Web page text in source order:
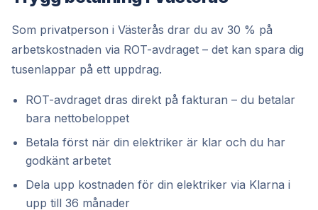
Som privatperson i Västerås drar du av 30 % på
arbetskostnaden via ROT-avdraget – det kan spara dig
tusenlappar på ett uppdrag.
ROT-avdraget dras direkt på fakturan – du betalar
bara nettobeloppet
Betala först när din elektriker är klar och du har
godkänt arbetet
Dela upp kostnaden för din elektriker via Klarna i
upp till 36 månader